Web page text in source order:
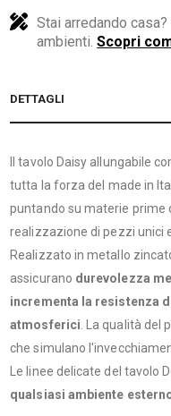
Stai arredando
ambienti.Scopri
DETTAGLI
Il tavolo Daisy allungabile
tutta la forza del made in
puntando su materie prime
realizzazione di pezzi unici
Realizzato in metallo
assicurano durevolezza
incrementa la resistenza
atmosferici . La qualità
che simulano
Le linee delicate del tavolo
qualsiasi ambiente